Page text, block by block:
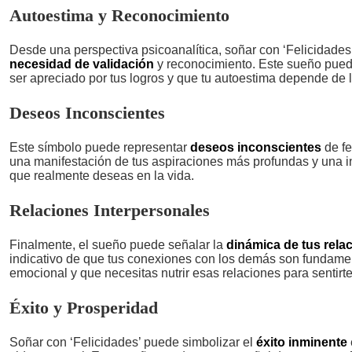
Autoestima y Reconocimiento
Desde una perspectiva psicoanalítica, soñar con
necesidad de validación y reconocimiento. Este sueño
ser apreciado por tus logros y que tu autoestima depende de
Deseos Inconscientes
Este símbolo puede representar deseos inconscientes de
una manifestación de tus aspiraciones más profundas y una
que realmente deseas en la vida.
Relaciones Interpersonales
Finalmente, el sueño puede señalar la dinámica de tus
indicativo de que tus conexiones con los demás son
emocional y que necesitas nutrir esas relaciones para
Éxito y Prosperidad
Soñar con ‘Felicidades’ puede simbolizar el éxito inminente